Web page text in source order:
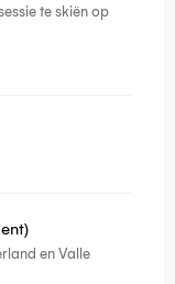
te skiën op
en Valle